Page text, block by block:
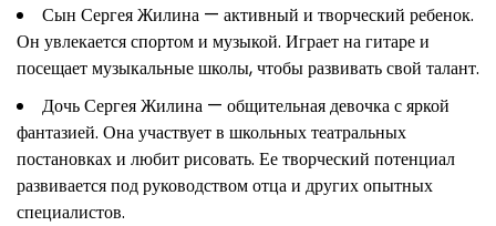
Сын Сергея Жилина — активный и творческий ребенок.
Он увлекается спортом и музыкой. Играет на гитаре и
посещает музыкальные школы, чтобы развивать свой талант.
Дочь Сергея Жилина — общительная девочка с яркой
фантазией. Она участвует в школьных театральных
постановках и любит рисовать. Ее творческий потенциал
развивается под руководством отца и других опытных
специалистов.